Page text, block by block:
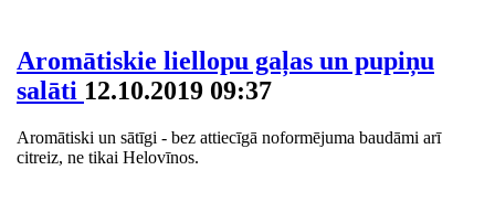
Aromātiskie liellopu gaļas un pupiņu
salāti 12.10.2019 09:37
Aromātiski un sātīgi - bez attiecīgā noformējuma baudāmi arī
citreiz, ne tikai Helovīnos.